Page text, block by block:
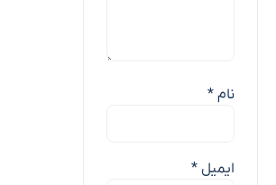
نام *
ایمیل *